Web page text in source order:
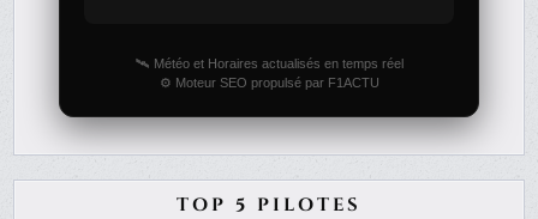
🛰️ Météo et Horaires actualisés en temps réel
⚙️ Moteur SEO propulsé par F1ACTU
TOP 5 PILOTES